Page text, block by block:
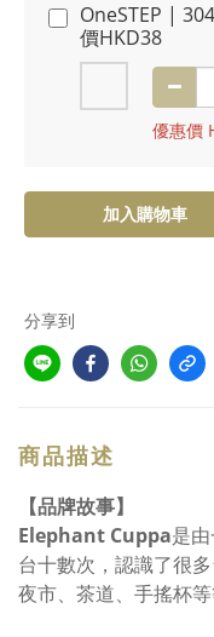
OneSTEP |
價HKD38
優惠價
加入購物車
分享到
商品描述
【品牌故事】
Elephant Cuppa是
台十數次，認識了很
夜市、茶道、手搖杯等